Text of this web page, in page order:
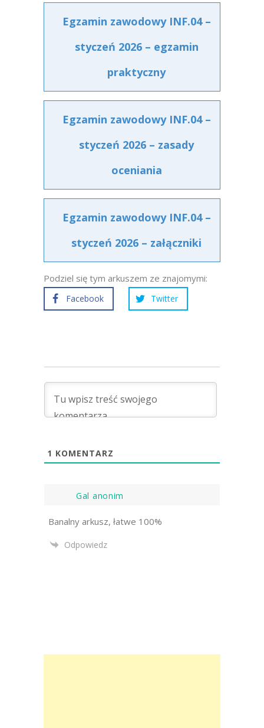
Egzamin zawodowy INF.04 –
styczeń 2026 – egzamin
praktyczny
Egzamin zawodowy INF.04 –
styczeń 2026 – zasady
oceniania
Egzamin zawodowy INF.04 –
styczeń 2026 – załączniki
Podziel się tym arkuszem ze znajomymi:
Facebook Twitter
1 KOMENTARZ
Gal anonim
Banalny arkusz, łatwe 100%
Odpowiedz